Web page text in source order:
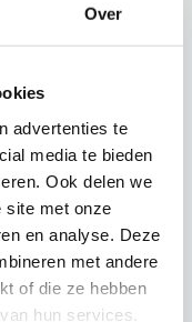
Over
advertenties te
media te bieden
Ook delen we
site met onze
en analyse. Deze
met andere
of die ze hebben
hun services.
gebruik van AI
geeft in hoeverre
normen en
zijn
klantcase